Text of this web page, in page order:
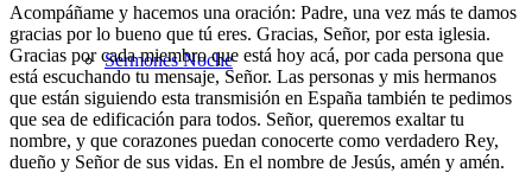
Sermones Noche
Acompáñame y hacemos una oración: Padre, una vez más te damos
gracias por lo bueno que tú eres. Gracias, Señor, por esta iglesia.
Gracias por cada miembro que está hoy acá, por cada persona que
está escuchando tu mensaje, Señor. Las personas y mis hermanos
que están siguiendo esta transmisión en España también te pedimos
que sea de edificación para todos. Señor, queremos exaltar tu
nombre, y que corazones puedan conocerte como verdadero Rey,
dueño y Señor de sus vidas. En el nombre de Jesús, amén y amén.